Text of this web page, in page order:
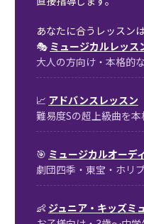
あなたに合うレッスン
🎭 ミュージカルレッス
大人の方向け・本格的
📈 アドバンスレッスン
難易度Sの超上級曲を
🎯 ミュージカルオーデ
劇団四季・東宝・ホリ
👶 ジュニア・キッズミ